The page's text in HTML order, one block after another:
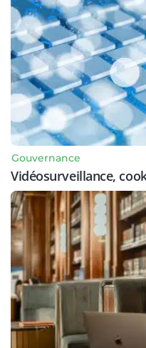
Gouvernance
Vidéosurveillance,